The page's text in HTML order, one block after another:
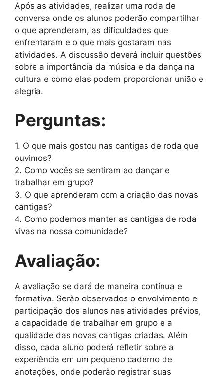
Após as atividades, realizar uma roda de
conversa onde os alunos poderão compartilhar
o que aprenderam, as dificuldades que
enfrentaram e o que mais gostaram nas
atividades. A discussão deverá incluir questões
sobre a importância da música e da dança na
cultura e como elas podem proporcionar união e
alegria.
Perguntas:
1. O que mais gostou nas cantigas de roda que
ouvimos?
2. Como vocês se sentiram ao dançar e
trabalhar em grupo?
3. O que aprenderam com a criação das novas
cantigas?
4. Como podemos manter as cantigas de roda
vivas na nossa comunidade?
Avaliação:
A avaliação se dará de maneira contínua e
formativa. Serão observados o envolvimento e
participação dos alunos nas atividades prévios,
a capacidade de trabalhar em grupo e a
qualidade das novas cantigas criadas. Além
disso, cada aluno poderá refletir sobre a
experiência em um pequeno caderno de
anotações, onde poderão registrar suas